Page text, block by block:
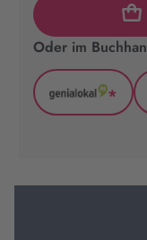
Oder im
Tab
*